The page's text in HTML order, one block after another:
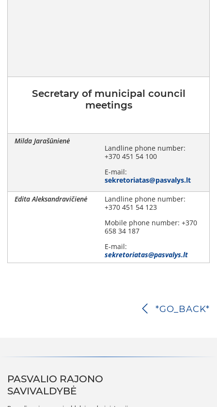
Secretary of municipal council
meetings
Milda Jarašūnienė
Landline phone number:
+370 451 54 100
E-mail:
sekretoriatas@pasvalys.lt
Edita Aleksandravičienė
Landline phone number:
+370 451 54 123
Mobile phone number: +370
658 34 187
E-mail:
sekretoriatas@pasvalys.lt
*GO_BACK*
PASVALIO RAJONO
SAVIVALDYBĖ